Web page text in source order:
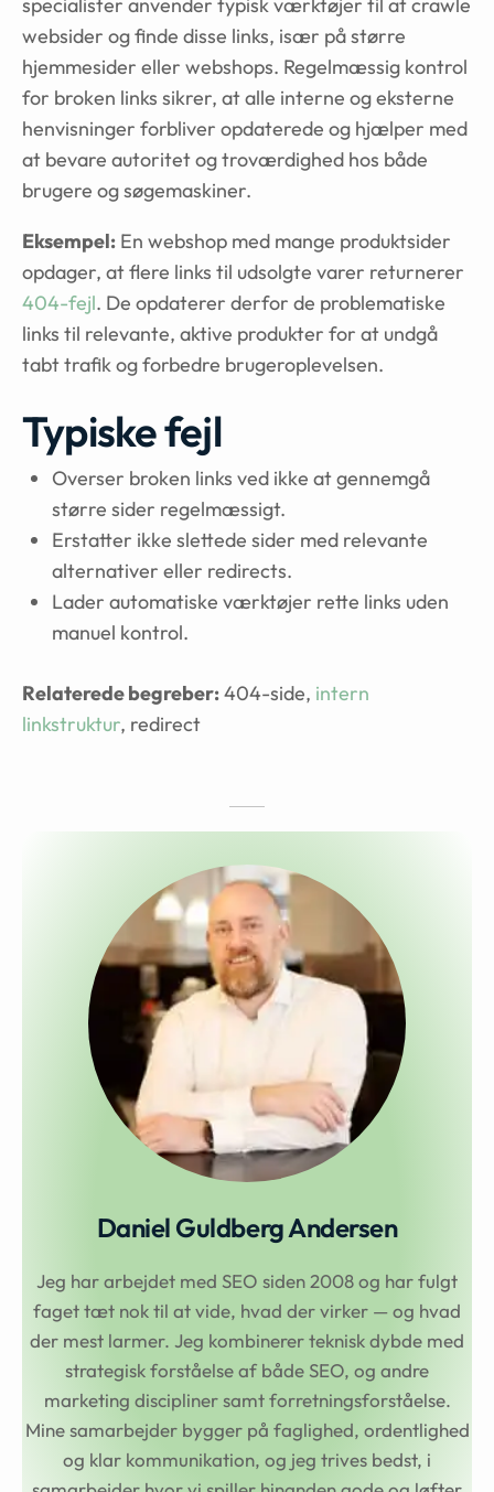
websider og finde disse links, især på større
hjemmesider eller webshops. Regelmæssig kontrol
for broken links sikrer, at alle interne og eksterne
henvisninger forbliver opdaterede og hjælper med
at bevare autoritet og troværdighed hos både
brugere og søgemaskiner.
Eksempel: En webshop med mange produktsider
opdager, at flere links til udsolgte varer returnerer
404-fejl. De opdaterer derfor de problematiske
links til relevante, aktive produkter for at undgå
tabt trafik og forbedre brugeroplevelsen.
Typiske fejl
Overser broken links ved ikke at gennemgå
større sider regelmæssigt.
Erstatter ikke slettede sider med relevante
alternativer eller redirects.
Lader automatiske værktøjer rette links uden
manuel kontrol.
Relaterede begreber:404-side, intern
linkstruktur, redirect
Daniel Guldberg Andersen
Jeg har arbejdet med SEO siden 2008 og har fulgt
faget tæt nok til at vide, hvad der virker — og hvad
der mest larmer. Jeg kombinerer teknisk dybde med
strategisk forståelse af både SEO, og andre
marketing discipliner samt forretningsforståelse.
Mine samarbejder bygger på faglighed, ordentlighed
og klar kommunikation, og jeg trives bedst, i